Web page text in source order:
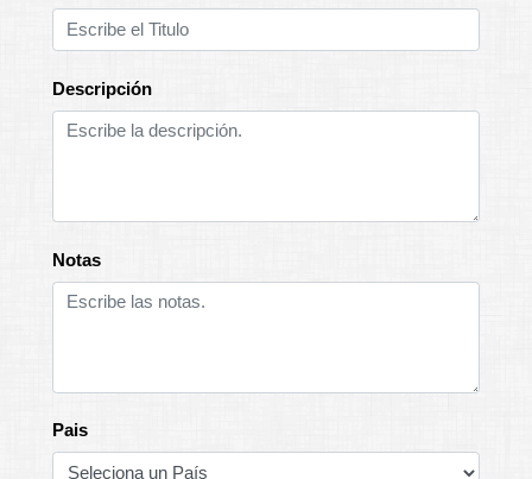
Descripción
Notas
Pais